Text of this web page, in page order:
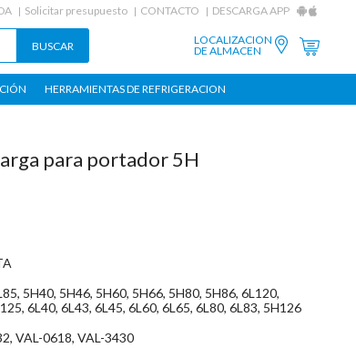
Solicitar presupuesto CONTACTO DESCARGA APP
LOCALIZACION
DE ALMACEN
HERRAMIENTAS DE REFRIGERACION
para portador 5H
5H40, 5H46, 5H60, 5H66, 5H80, 5H86, 6L120,
6L40, 6L43, 6L45, 6L60, 6L65, 6L80, 6L83, 5H126
VAL-0618, VAL-3430